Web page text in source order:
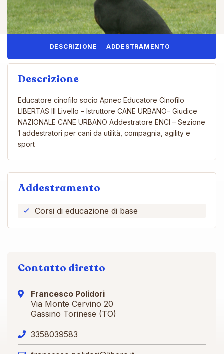
DESCRIZIONE ADDESTRAMENTO
Descrizione
Educatore cinofilo socio Apnec Educatore Cinofilo
LIBERTAS III Livello – Istruttore CANE URBANO– Giudice
NAZIONALE CANE URBANO Addestratore ENCI – Sezione
1 addestratori per cani da utilità, compagnia, agility e
sport
Addestramento
Corsi di educazione di base
Contatto diretto
Francesco Polidori
Via Monte Cervino 20
Gassino Torinese (TO)
3358039583